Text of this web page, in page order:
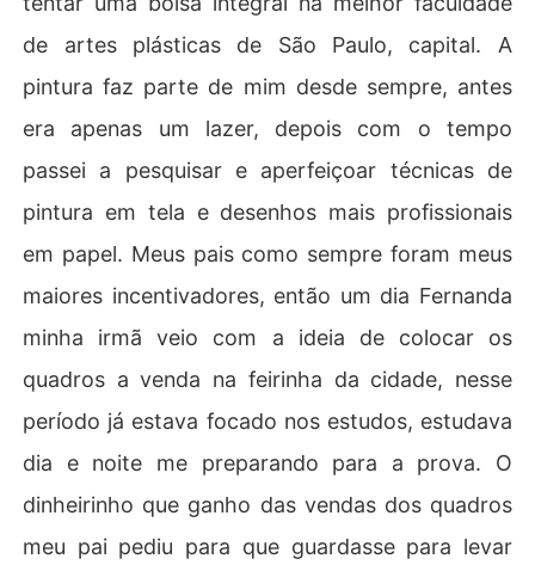
de artes plásticas de São Paulo, capital. A
pintura faz parte de mim desde sempre, antes
era apenas um lazer, depois com o tempo
passei a pesquisar e aperfeiçoar técnicas de
pintura em tela e desenhos mais profissionais
em papel. Meus pais como sempre foram meus
maiores incentivadores, então um dia Fernanda
minha irmã veio com a ideia de colocar os
quadros a venda na feirinha da cidade, nesse
período já estava focado nos estudos, estudava
dia e noite me preparando para a prova. O
dinheirinho que ganho das vendas dos quadros
meu pai pediu para que guardasse para levar